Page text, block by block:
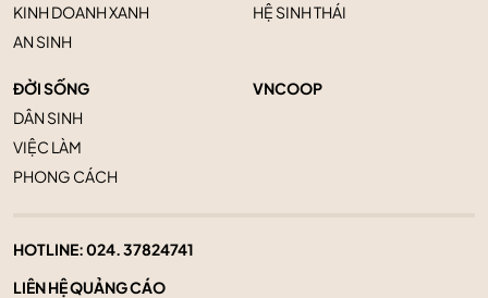
KINH DOANH XANH
AN SINH
HỆ SINH THÁI
ĐỜI SỐNG
DÂN SINH
VIỆC LÀM
PHONG CÁCH
VNCOOP
HOTLINE:024. 37824741
LIÊN HỆ QUẢNG CÁO